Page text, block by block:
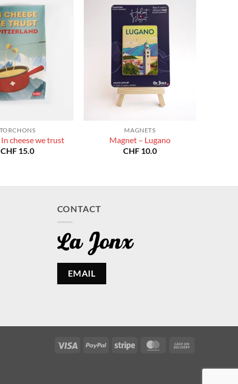
TORCHONS
cheese we trust
CHF 15.0
MAGNETS
Magnet – Lugano
CHF 10.0
CONTACT
EMAIL
Visa PayPal Stripe MasterCard
Delivery